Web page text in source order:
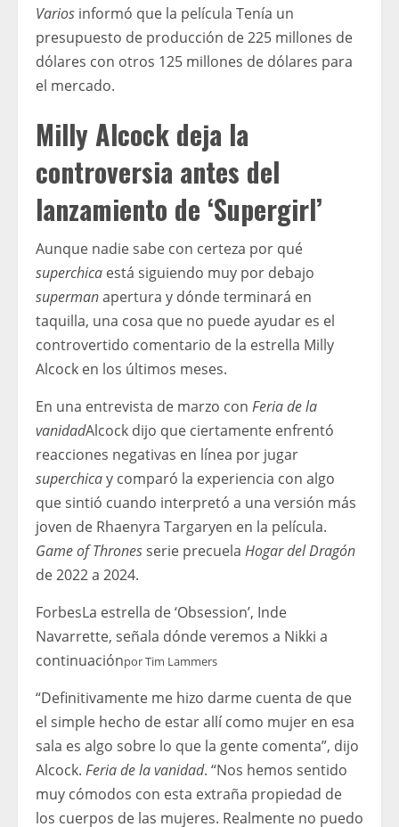
Varios informó que la película Tenía un
presupuesto de producción de 225 millones de
dólares con otros 125 millones de dólares para
el mercado.
Milly Alcock deja la
controversia antes del
lanzamiento de ‘Supergirl’
Aunque nadie sabe con certeza por qué
superchica está siguiendo muy por debajo
supermanapertura y dónde terminará en
taquilla, una cosa que no puede ayudar es el
controvertido comentario de la estrella Milly
Alcock en los últimos meses.
En una entrevista de marzo con Feria de la
vanidadAlcock dijo que ciertamente enfrentó
reacciones negativas en línea por jugar
superchicay comparó la experiencia con algo
que sintió cuando interpretó a una versión más
joven de Rhaenyra Targaryen en la película.
Game of Thronesserie precuela Hogar del Dragón
de 2022 a 2024.
ForbesLa estrella de ‘Obsession’, Inde
Navarrette, señala dónde veremos a Nikki a
continuaciónporTim Lammers
“Definitivamente me hizo darme cuenta de que
el simple hecho de estar allí como mujer en esa
sala es algo sobre lo que la gente comenta”, dijo
Alcock. Feria de la vanidad. “Nos hemos sentido
muy cómodos con esta extraña propiedad de
los cuerpos de las mujeres. Realmente no puedo